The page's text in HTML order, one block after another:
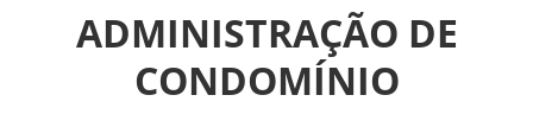
ADMINISTRAÇÃO DE
CONDOMÍNIO